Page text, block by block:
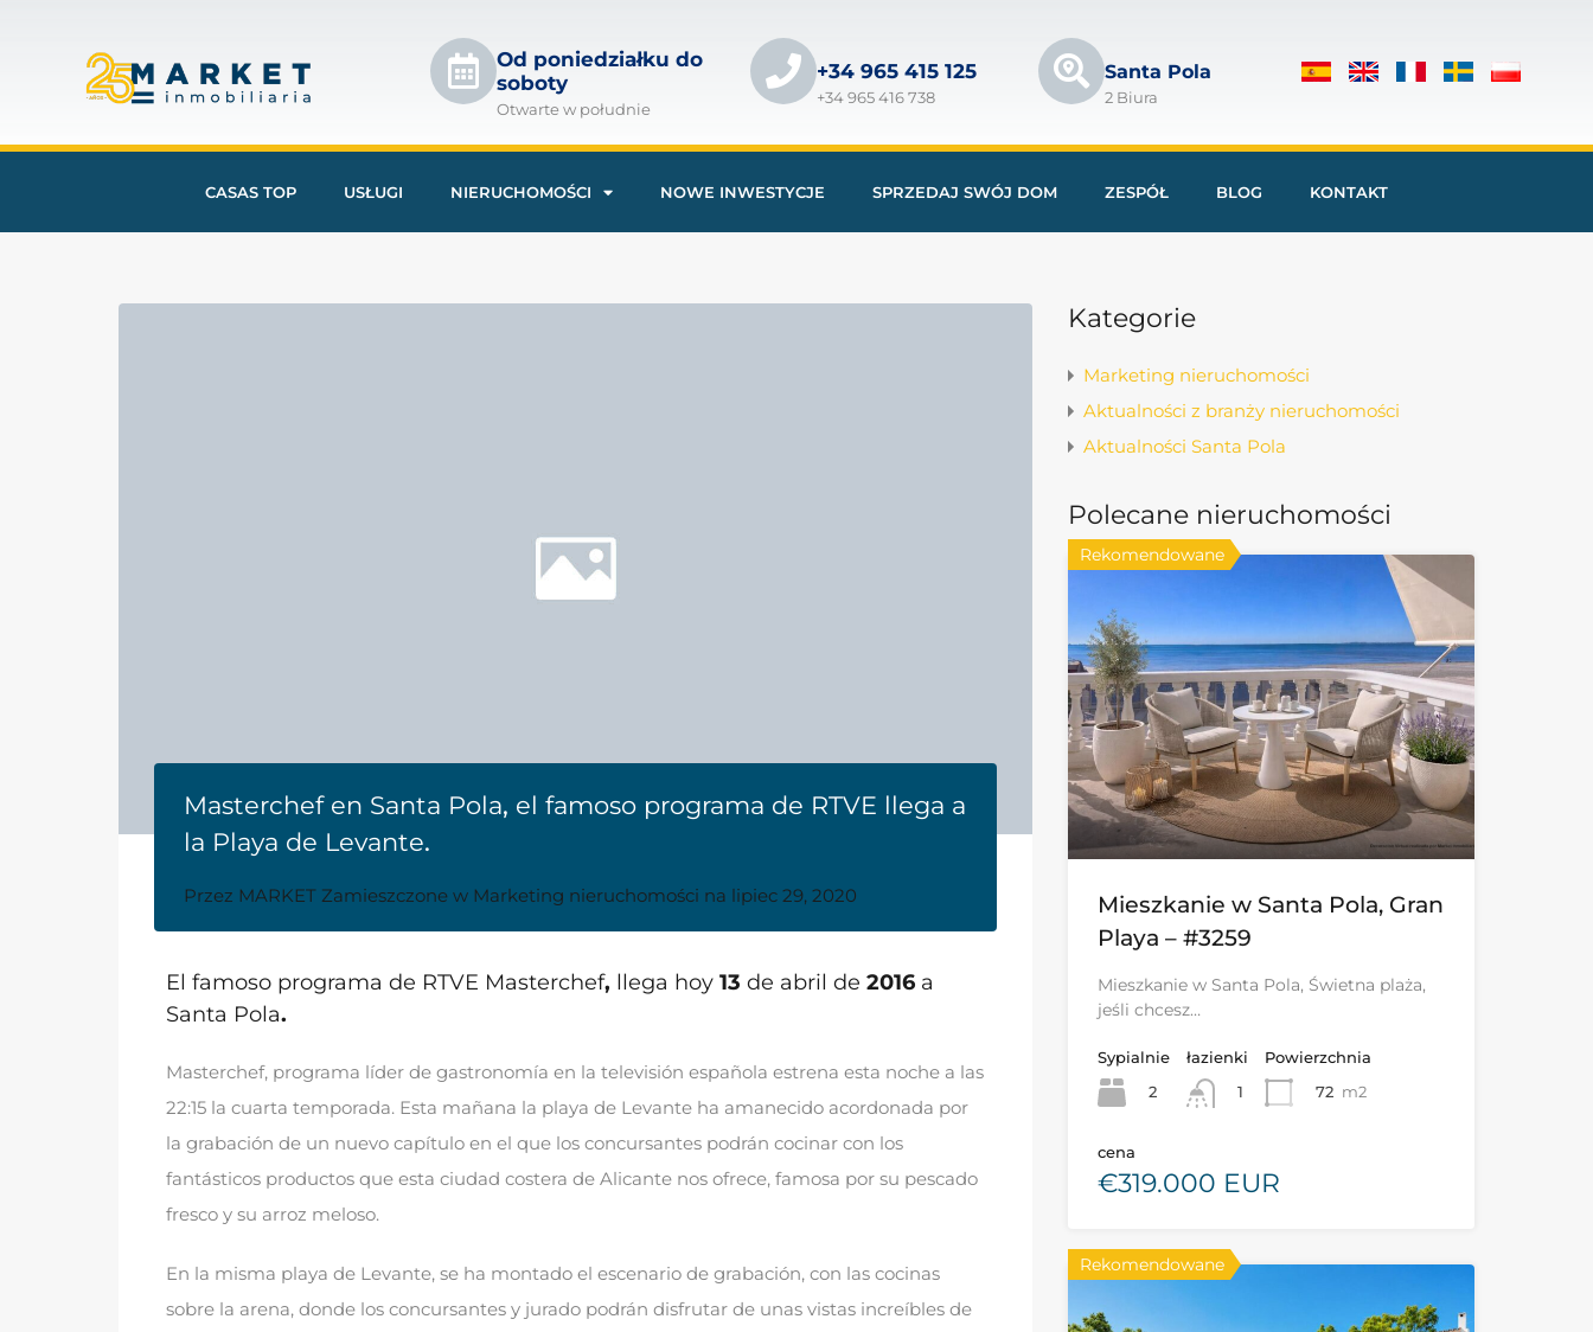
Od poniedziałku do
soboty
Otwarte w południe
+34 965 415 125
+34 965 416 738
Santa Pola
2 Biura
CASAS TOP USŁUGI NIERUCHOMOŚCI NOWE INWESTYCJE SPRZEDAJ SWÓJ DOM ZESPÓŁ BLOG KONTAKT
Masterchef en Santa Pola, el famoso programa de RTVE llega a
la Playa de Levante.
Przez MARKET Zamieszczone w Marketing nieruchomości na lipiec 29, 2020
El famoso programa de RTVE Masterchef, llega hoy 13 de abril de 2016 a
Santa Pola.
Masterchef, programa líder de gastronomía en la televisión española estrena esta noche a las
22:15 la cuarta temporada. Esta mañana la playa de Levante ha amanecido acordonada por
la grabación de un nuevo capítulo en el que los concursantes podrán cocinar con los
fantásticos productos que esta ciudad costera de Alicante nos ofrece, famosa por su pescado
fresco y su arroz meloso.
En la misma playa de Levante, se ha montado el escenario de grabación, con las cocinas
sobre la arena, donde los concursantes y jurado podrán disfrutar de unas vistas increíbles de
Kategorie
Marketing nieruchomości
Aktualności z branży nieruchomości
Aktualności Santa Pola
Polecane nieruchomości
Rekomendowane
Mieszkanie w Santa Pola, Gran
Playa – #3259
Mieszkanie w Santa Pola, Świetna plaża,
jeśli chcesz…
Sypialnie
2
łazienki
1
Powierzchnia
72 m2
cena
€319.000 EUR
Rekomendowane